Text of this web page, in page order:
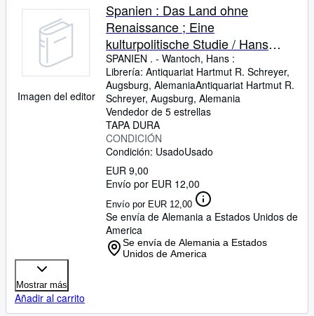
Imagen del editor
Spanien : Das Land ohne
Renaissance ; Eine
kulturpolitische Studie / Hans
Wantoch
SPANIEN . - Wantoch, Hans :
Librería: Antiquariat Hartmut R. Schreyer,
Augsburg, AlemaniaAntiquariat Hartmut R.
Schreyer, Augsburg, Alemania
Vendedor de 5 estrellas
TAPA DURA
CONDICIÓN
Condición: UsadoUsado
EUR 9,00
Envío por EUR 12,00
Envío por EUR 12,00
Se envía de Alemania a Estados Unidos de
America
Se envía de Alemania a Estados
Unidos de America
Mostrar más
Añadir al carrito